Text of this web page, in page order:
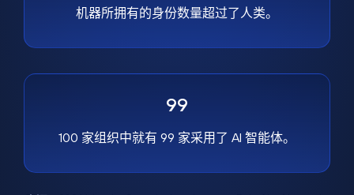
机器所拥有的身份数量超过了人类。
99
100 家组织中就有 99 家采用了 AI 智能体。